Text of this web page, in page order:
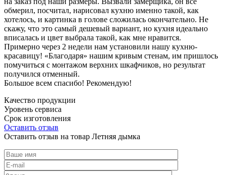
обмерил, посчитал, нарисовал кухню именно такой, как
хотелось, и картинка в голове сложилась окончательно. Не
скажу, что это самый дешевый вариант, но кухня идеально
вписалась и цвет выбрала такой, как мне нравится.
Примерно через 2 недели нам установили нашу кухню-
красавицу! «Благодаря» нашим кривым стенам, им пришлось
помучиться с монтажом верхних шкафчиков, но результат
получился отменный.
Большое всем спасибо! Рекомендую!
Качество продукции
Уровень сервиса
Срок изготовления
Оставить отзыв
Оставить отзыв на товар Летняя дымка